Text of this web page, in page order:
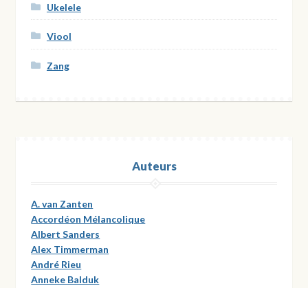
Ukelele
Viool
Zang
Auteurs
A. van Zanten
Accordéon Mélancolique
Albert Sanders
Alex Timmerman
André Rieu
Anneke Balduk